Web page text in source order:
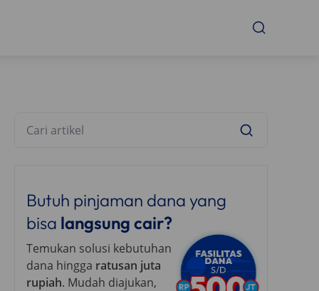
Butuh pinjaman dana yang
bisa langsung cair?
Temukan solusi kebutuhan
dana hingga ratusan juta
rupiah. Mudah diajukan,